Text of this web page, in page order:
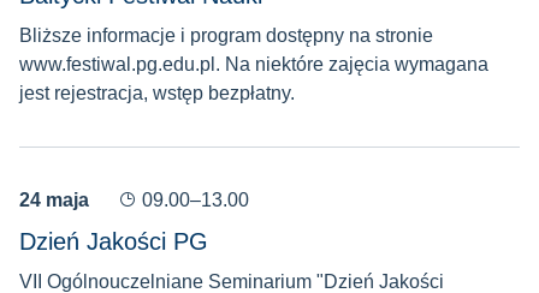
Bliższe informacje i program dostępny na stronie
www.festiwal.pg.edu.pl. Na niektóre zajęcia wymagana
jest rejestracja, wstęp bezpłatny.
24 maja 09.00–13.00
Dzień Jakości PG
VII Ogólnouczelniane Seminarium "Dzień Jakości